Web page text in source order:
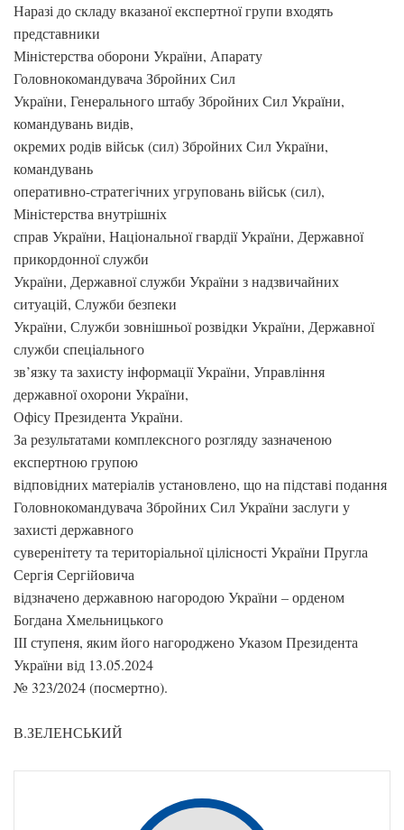
Наразі до складу вказаної експертної групи входять
представники
Міністерства оборони України, Апарату
Головнокомандувача Збройних Сил
України, Генерального штабу Збройних Сил України,
командувань видів,
окремих родів військ (сил) Збройних Сил України,
командувань
оперативно-стратегічних угруповань військ (сил),
Міністерства внутрішніх
справ України, Національної гвардії України, Державної
прикордонної служби
України, Державної служби України з надзвичайних
ситуацій, Служби безпеки
України, Служби зовнішньої розвідки України, Державної
служби спеціального
зв’язку та захисту інформації України, Управління
державної охорони України,
Офісу Президента України.
За результатами комплексного розгляду зазначеною
експертною групою
відповідних матеріалів установлено, що на підставі подання
Головнокомандувача Збройних Сил України заслуги у
захисті державного
суверенітету та територіальної цілісності України Пругла
Сергія Сергійовича
відзначено державною нагородою України – орденом
Богдана Хмельницького
ІІІ ступеня, яким його нагороджено Указом Президента
України від 13.05.2024
№ 323/2024 (посмертно).
В.ЗЕЛЕНСЬКИЙ